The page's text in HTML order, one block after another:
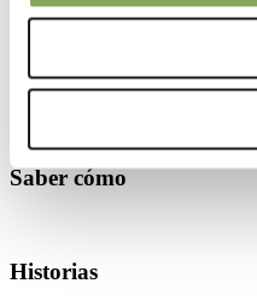
Saber cómo
Consejos para tus cultivos
Saber cómo
Historias